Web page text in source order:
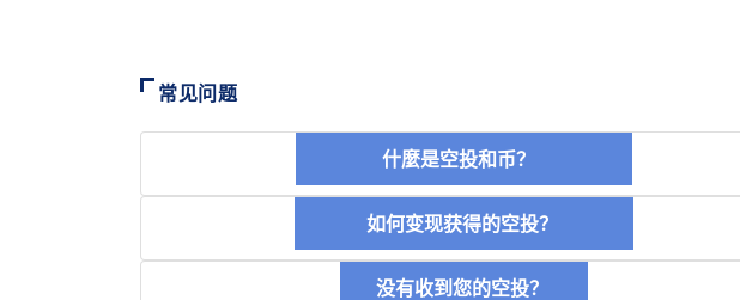
常见问题
什麼是空投和币？
如何变现获得的空投？
没有收到您的空投？